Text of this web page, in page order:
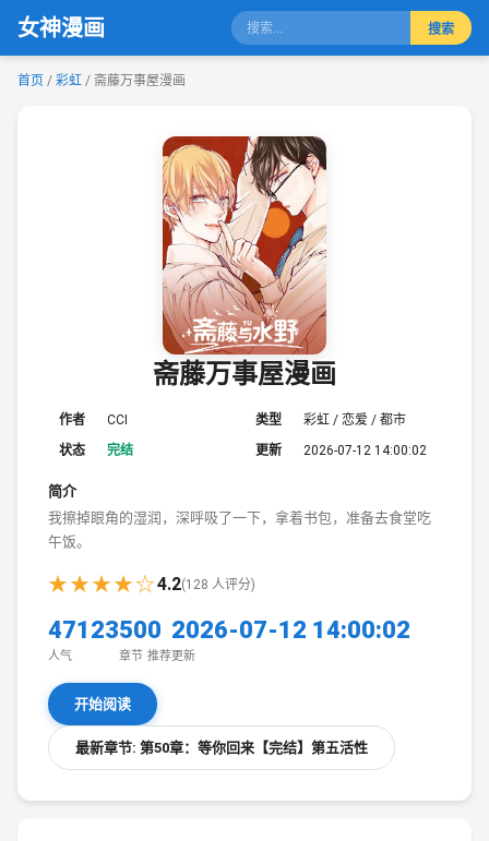
女神漫画 搜索
首页 / 彩虹 / 斋藤万事屋漫画
斋藤万事屋漫画
作者 CCI 类型
彩虹 / 恋爱 / 都市
状态
完结 更新 2026-07-12 14:00:02
简介
我擦掉眼角的湿润，深呼吸了一下，拿着书包，准备去食堂吃
午饭。
★★★★☆4.2(128 人评分)
47123
人气
50
章节
0
推荐
2026-07-12 14:00:02
更新
开始阅读
最新章节: 第50章：等你回来【完结】第五活性